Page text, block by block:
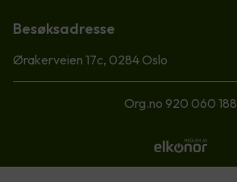
Besøksadresse
Ørakerveien 17c, 0284 Oslo
Org.no 920 060 188